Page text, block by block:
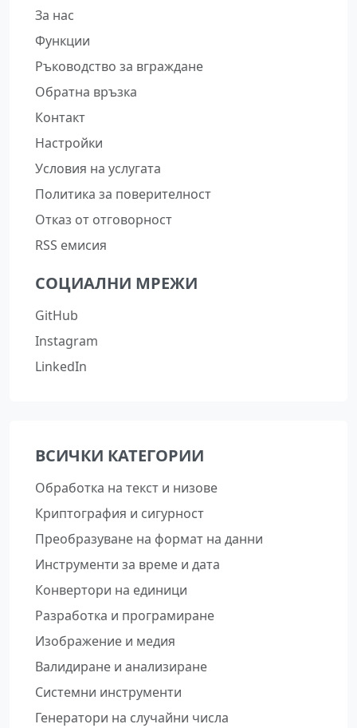
За нас
Функции
Ръководство за вграждане
Обратна връзка
Контакт
Настройки
Условия на услугата
Политика за поверителност
Отказ от отговорност
RSS емисия
СОЦИАЛНИ МРЕЖИ
GitHub
Instagram
LinkedIn
ВСИЧКИ КАТЕГОРИИ
Обработка на текст и низове
Криптография и сигурност
Преобразуване на формат на данни
Инструменти за време и дата
Конвертори на единици
Разработка и програмиране
Изображение и медия
Валидиране и анализиране
Системни инструменти
Генератори на случайни числа